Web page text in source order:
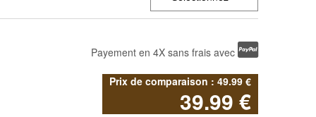
Payement en 4X sans frais avec
49.99 €
39.99 €